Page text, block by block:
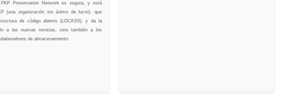
PKP Preservation Network es segura, y está
(una organización sin ánimo de lucro), que
de código abierto (LOCKSS), y da la
a las nuevas revistas, sino también a los
de almacenamiento.